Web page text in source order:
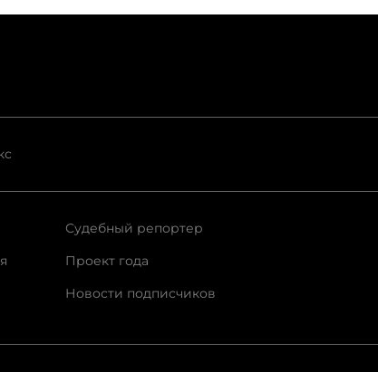
Судебный репортер
Проект года
Новости подписчиков